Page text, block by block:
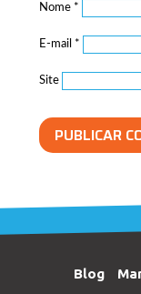
Nome *
E-mail *
Site
Blog